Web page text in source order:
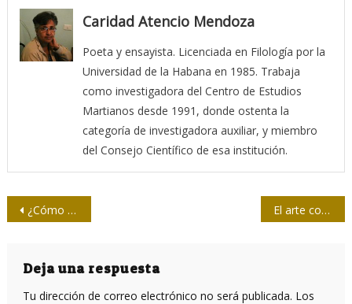
Caridad Atencio Mendoza
Poeta y ensayista. Licenciada en Filología por la
Universidad de la Habana en 1985. Trabaja
como investigadora del Centro de Estudios
Martianos desde 1991, donde ostenta la
categoría de investigadora auxiliar, y miembro
del Consejo Científico de esa institución.
Navegación
entradas
¿Cómo comunicar la vida y obra de José Martí? El arte como vía para llegar a José Martí
Deja una respuesta
Tu dirección de correo electrónico no será publicada. Los